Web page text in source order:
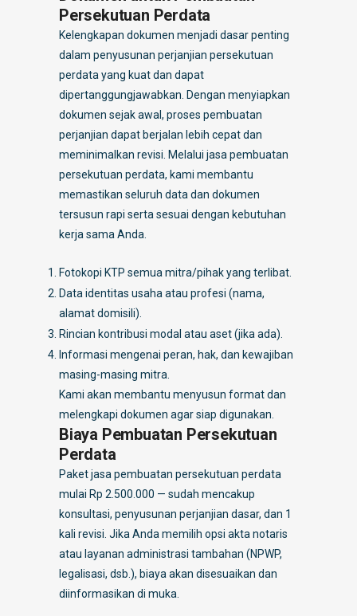
Persekutuan Perdata
Kelengkapan dokumen menjadi dasar penting
dalam penyusunan perjanjian persekutuan
perdata yang kuat dan dapat
dipertanggungjawabkan. Dengan menyiapkan
dokumen sejak awal, proses pembuatan
perjanjian dapat berjalan lebih cepat dan
meminimalkan revisi. Melalui jasa pembuatan
persekutuan perdata, kami membantu
memastikan seluruh data dan dokumen
tersusun rapi serta sesuai dengan kebutuhan
kerja sama Anda.
Fotokopi KTP semua mitra/pihak yang terlibat.
Data identitas usaha atau profesi (nama,
alamat domisili).
Rincian kontribusi modal atau aset (jika ada).
Informasi mengenai peran, hak, dan kewajiban
masing-masing mitra.
Kami akan membantu menyusun format dan
melengkapi dokumen agar siap digunakan.
Biaya Pembuatan Persekutuan
Perdata
Paket jasa pembuatan persekutuan perdata
mulai Rp 2.500.000 — sudah mencakup
konsultasi, penyusunan perjanjian dasar, dan 1
kali revisi. Jika Anda memilih opsi akta notaris
atau layanan administrasi tambahan (NPWP,
legalisasi, dsb.), biaya akan disesuaikan dan
diinformasikan di muka.